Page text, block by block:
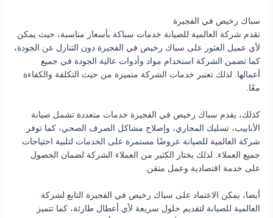
سباك رخيص في الفجيرة
تقدم شركة العالمية للصيانة خدمات سباكة بأسعار مناسبة، حيث يمكن
لأي عميل العثور على سباك رخيص في الفجيرة دون التنازل عن الجودة،
كما تضمن الشركة استخدام مواد وأدوات عالية الجودة في جميع
أعمالها. لذلك تعتبر خدمات الشركة متميزة من حيث التكلفة والكفاءة
معًا.
كذلك، يقدم سباك رخيص في الفجيرة خدمات متعددة تشمل صيانة
الأنابيب، تسليك المجاري، وإصلاح مشاكل الصرف الصحي، كما توفر
شركة العالمية للصيانة عروضًا مستمرة على الخدمات لتلبية احتياجات
جميع العملاء. لذلك يختار الكثير من العملاء الشركة لضمان الحصول
على خدمة اقتصادية وعمل متقن.
أيضا، يمكن الاعتماد على سباك رخيص في الفجيرة التابع لشركة
العالمية للصيانة لتقديم حلول سريعة لأي أعطال طارئة، كما تتميز